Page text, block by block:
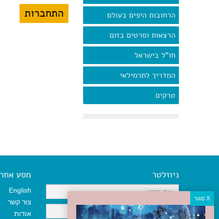
הרחובות היפים בעולם
הרצאות וסרטים בזום
חו"ל בישראל
המדריך לתרמילאי
טרקים
ניוזלטר מסע אחר
English
צור קשר
אודות